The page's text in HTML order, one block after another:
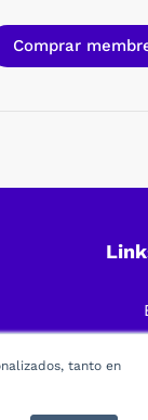
tanto en
Comprar
Política